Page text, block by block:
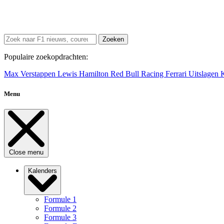
Zoeken
Populaire zoekopdrachten:
Max Verstappen Lewis Hamilton Red Bull Racing Ferrari Uitslagen
Menu
Close menu
Kalenders
Formule 1
Formule 2
Formule 3